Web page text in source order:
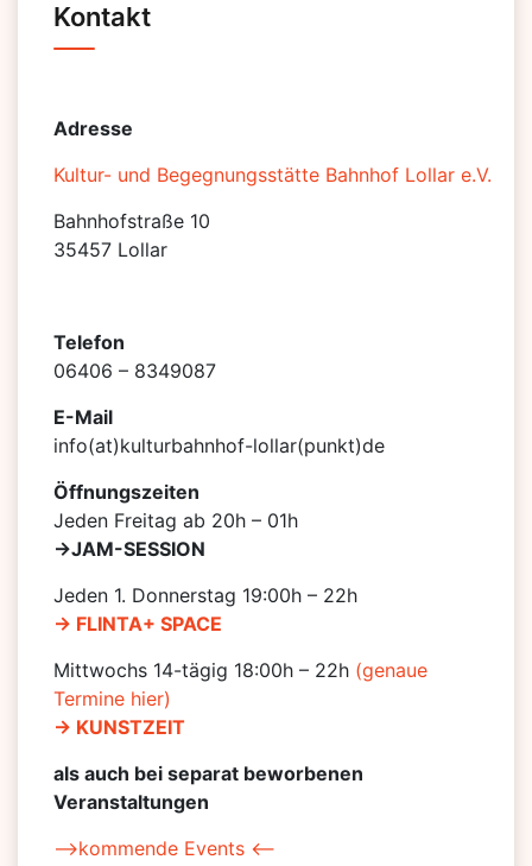
Kontakt
Adresse
Kultur- und Begegnungsstätte Bahnhof Lollar e.V.
Bahnhofstraße 10
35457 Lollar
Telefon
06406 – 8349087
E-Mail
info(at)kulturbahnhof-lollar(punkt)de
Öffnungszeiten
Jeden Freitag ab 20h – 01h
->JAM-SESSION
Jeden 1. Donnerstag 19:00h – 22h
-> FLINTA+ SPACE
Mittwochs 14-tägig 18:00h – 22h (genaue
Termine hier)
-> KUNSTZEIT
als auch bei separat beworbenen
Veranstaltungen
–>kommende Events <–